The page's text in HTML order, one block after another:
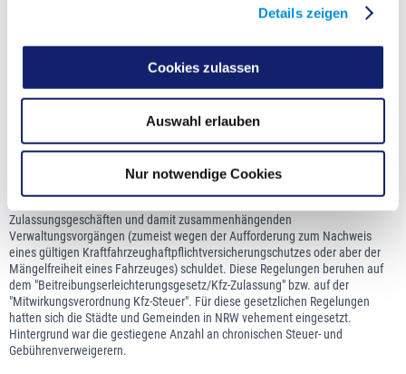
Details zeigen
Cookies zulassen
Auswahl erlauben
Nur notwendige Cookies
Abmeldebescheinigung, bei vor dem 01.10.2005 stillgelegten
außer Betrieb gesetzt ist.
Die Zulassung eines Fahrzeuges darf erst erfolgen, wenn die Person, für die
das Fahrzeug zum Verkehr zugelassen werden soll, weder
Kraftfahrzeugsteuerrückstände hat, noch der Zulassungsbehörde
Zulassungsgeschäften und damit zusammenhängenden
Verwaltungsvorgängen (zumeist wegen der Aufforderung zum Nachweis
eines gültigen Kraftfahrzeughaftpflichtversicherungschutzes oder aber der
Mängelfreiheit eines Fahrzeuges) schuldet. Diese Regelungen beruhen auf
dem "Beitreibungserleichterungsgesetz/Kfz-Zulassung" bzw. auf der
"Mitwirkungsverordnung Kfz-Steuer". Für diese gesetzlichen Regelungen
hatten sich die Städte und Gemeinden in NRW vehement eingesetzt.
Hintergrund war die gestiegene Anzahl an chronischen Steuer- und
Gebührenverweigerern.